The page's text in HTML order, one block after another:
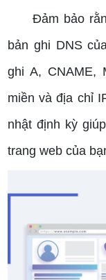
Đảm bảo
bản ghi DNS
ghi A, CNAME,
miền và địa chỉ
nhật định kỳ
trang web của